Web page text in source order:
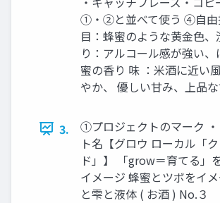
①・②と並べて使う ④自由
目：蜂蜜のような黄金色、
り：アルコール感が強い
蜜の香り 味 ：米酒に近い
やか、 優しい甘み、上品
3.
①プロジェクトのマーク
ト名【グロウ ローカル「
ド」】 「grow＝育てる」
イメージ 蜂蜜とツボをイ
と雫と液体 ( お酒 ) No.３